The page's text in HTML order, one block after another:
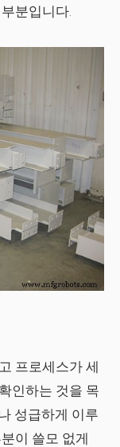
분입니다.
프로세스가 세
인하는 것을 목
성급하게 이루
이 쓸모 없게